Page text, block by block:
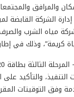
والمرافق
الشركة القابضة
مياه الشرب
كريمة”، وذلك في
والتأكيد
وفق التوقيتات